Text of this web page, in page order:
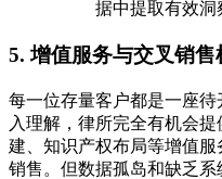
据中提取有效洞
5. 增值服务与交叉销
每一位存量客户都是一座
入理解，律所完全有机会
建、知识产权布局等增值
销售。但数据孤岛和缺乏